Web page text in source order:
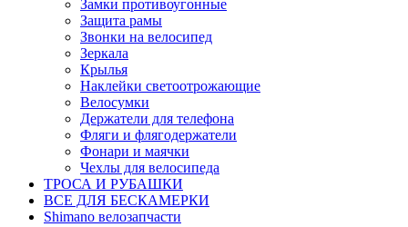
Замки противоугонные
Защита рамы
Звонки на велосипед
Зеркала
Крылья
Наклейки светоотрожающие
Велосумки
Держатели для телефона
Фляги и флягодержатели
Фонари и маячки
Чехлы для велосипеда
ТРОСА И РУБАШКИ
ВСЕ ДЛЯ БЕСКАМЕРКИ
Shimano велозапчасти